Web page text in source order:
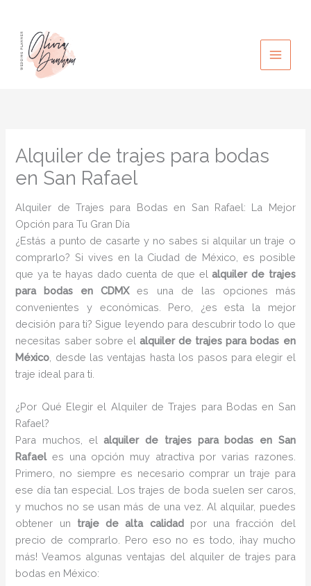
contenido
Alquiler de trajes para bodas
en San Rafael
Alquiler de Trajes para Bodas en San Rafael: La Mejor
Opción para Tu Gran Día
¿Estás a punto de casarte y no sabes si alquilar un traje o
comprarlo? Si vives en la Ciudad de México, es posible
que ya te hayas dado cuenta de que elalquiler de trajes
para bodas en CDMXes una de las opciones más
convenientes y económicas. Pero, ¿es esta la mejor
decisión para ti? Sigue leyendo para descubrir todo lo que
necesitas saber sobre el alquiler de trajes para bodas en
México , desde las ventajas hasta los pasos para elegir el
traje ideal para ti.
¿Por Qué Elegir el Alquiler de Trajes para Bodas en San
Rafael?
Para muchos, elalquiler de trajes para bodas en San
Rafaeles una opción muy atractiva por varias razones.
Primero, no siempre es necesario comprar un traje para
ese día tan especial. Los trajes de boda suelen ser caros,
y muchos no se usan más de una vez. Al alquilar, puedes
obtener un traje de alta calidadpor una fracción del
precio de comprarlo. Pero eso no es todo, ¡hay mucho
más! Veamos algunas ventajas del alquiler de trajes para
bodas en México: